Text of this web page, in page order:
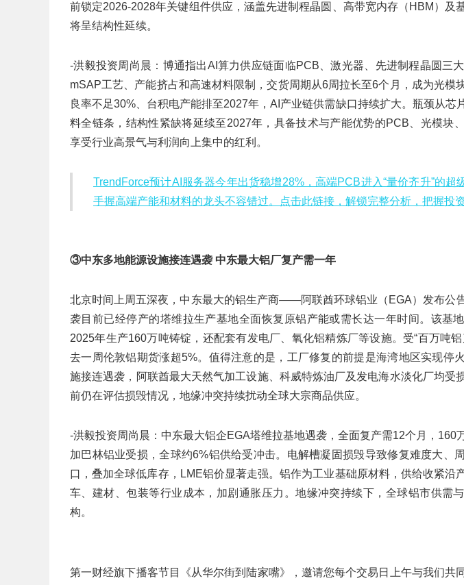
前锁定2026-2028年关键组件供应，涵盖先进制程晶圆、高带宽内存（HBM）及
将呈结构性延续。
-洪毅投资周尚晨：博通指出AI算力供应链面临PCB、激光器、先进制程晶圆三
mSAP工艺、产能挤占和高速材料限制，交货周期从6周拉长至6个月，成为光模
良率不足30%、台积电产能排至2027年，AI产业链供需缺口持续扩大。瓶颈从芯
料全链条，结构性紧缺将延续至2027年，具备技术与产能优势的PCB、光模块
享受行业高景气与利润向上集中的红利。
TrendForce预计AI服务器今年出货稳增28%，高端PCB进入“量价齐升”的超
手握高端产能和材料的龙头不容错过。点击此链接，解锁完整分析，把握投
③中东多地能源设施接连遇袭 中东最大铝厂复产需一年
北京时间上周五深夜，中东最大的铝生产商——阿联酋环球铝业（EGA）发布公
袭目前已经停产的塔维拉生产基地全面恢复原铝产能或需长达一年时间。该基
2025年生产160万吨铸锭，还配套有发电厂、氧化铝精炼厂等设施。受“百万吨
去一周伦敦铝期货涨超5%。值得注意的是，工厂修复的前提是海湾地区实现停
施接连遇袭，阿联酋最大天然气加工设施、科威特炼油厂及发电海水淡化厂均受
前仍在评估损毁情况，地缘冲突持续扰动全球大宗商品供应。
-洪毅投资周尚晨：中东最大铝企EGA塔维拉基地遇袭，全面复产需12个月，160
加巴林铝业受损，全球约6%铝供给受冲击。电解槽凝固损毁导致修复难度大、
口，叠加全球低库存，LME铝价显著走强。铝作为工业基础原材料，供给收紧沿
车、建材、包装等行业成本，加剧通胀压力。地缘冲突持续下，全球铝市供需
构。
第一财经旗下播客节目《从华尔街到陆家嘴》，邀请您每个交易日上午与我们共